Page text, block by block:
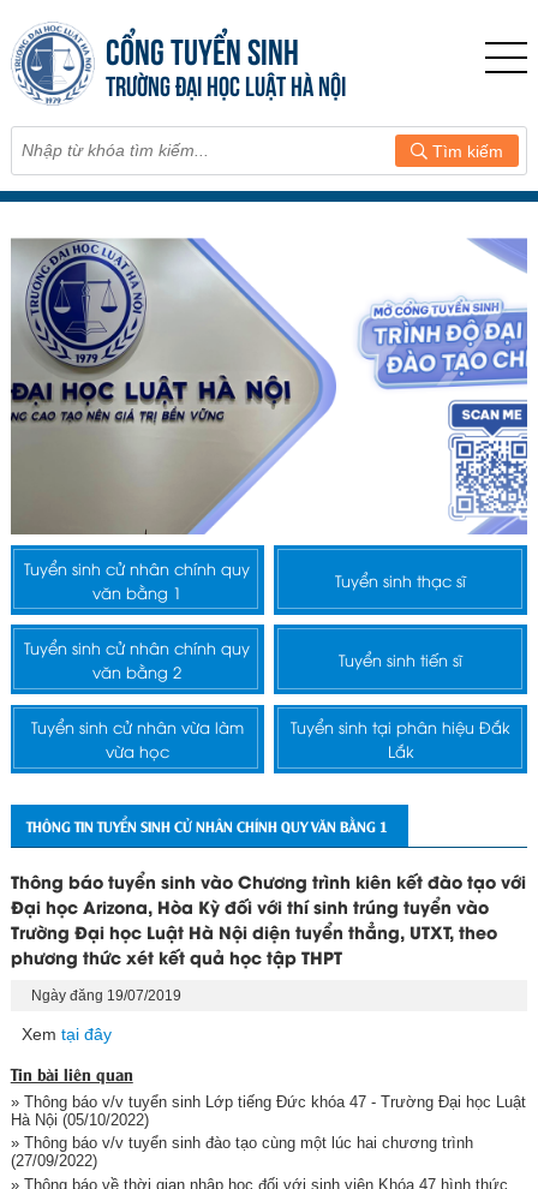
CỔNG TUYỂN SINH
TRƯỜNG ĐẠI HỌC LUẬT HÀ NỘI
Tìm kiếm
Tuyển sinh cử nhân chính quy
văn bằng 1
Tuyển sinh thạc sĩ
Tuyển sinh cử nhân chính quy
văn bằng 2
Tuyển sinh tiến sĩ
Tuyển sinh cử nhân vừa làm
vừa học
Tuyển sinh tại phân hiệu Đắk
Lắk
THÔNG TIN TUYỂN SINH CỬ NHÂN CHÍNH QUY VĂN BẰNG 1
Thông báo tuyển sinh vào Chương trình kiên kết đào tạo với
Đại học Arizona, Hòa Kỳ đối với thí sinh trúng tuyển vào
Trường Đại học Luật Hà Nội diện tuyển thẳng, UTXT, theo
phương thức xét kết quả học tập THPT
Ngày đăng 19/07/2019
Xem tại đây
Tin bài liên quan
» Thông báo v/v tuyển sinh Lớp tiếng Đức khóa 47 - Trường Đại học Luật
Hà Nội (05/10/2022)
» Thông báo v/v tuyển sinh đào tạo cùng một lúc hai chương trình
(27/09/2022)
» Thông báo về thời gian nhập học đối với sinh viên Khóa 47 hình thức